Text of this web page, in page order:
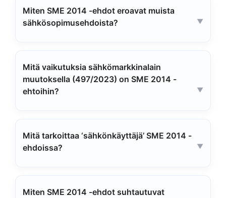
Miten SME 2014 -ehdot eroavat muista
sähkösopimusehdoista?
Mitä vaikutuksia sähkömarkkinalain
muutoksella (497/2023) on SME 2014 -
ehtoihin?
Mitä tarkoittaa ‘sähkönkäyttäjä’ SME 2014 -
ehdoissa?
Miten SME 2014 -ehdot suhtautuvat